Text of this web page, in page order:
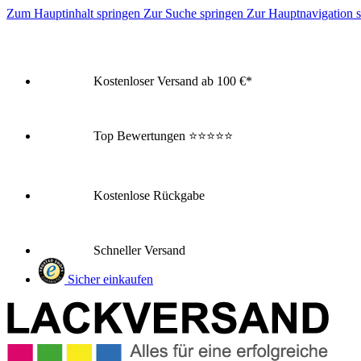
Zum Hauptinhalt springen Zur Suche springen Zur Hauptnavigation
Kostenloser Versand ab 100 €*
Top Bewertungen ⭐⭐⭐⭐⭐
Kostenlose Rückgabe
Schneller Versand
Sicher einkaufen